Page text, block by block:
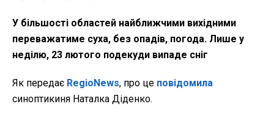
У більшості областей найближчими вихідними
переважатиме суха, без опадів, погода. Лише у
неділю, 23 лютого подекуди випаде сніг
Як передає RegioNews, про це повідомила
синоптикиня Наталка Діденко.